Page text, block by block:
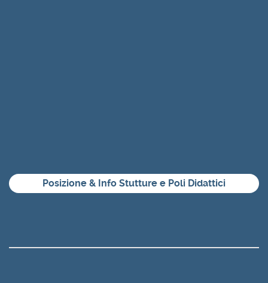
Posizione & Info Stutture e Poli Didattici